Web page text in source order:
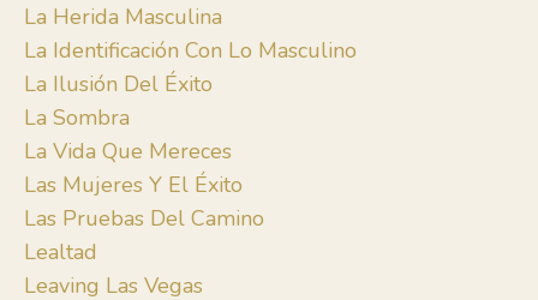
La Herida Masculina
La Identificación Con Lo Masculino
La Ilusión Del Éxito
La Sombra
La Vida Que Mereces
Las Mujeres Y El Éxito
Las Pruebas Del Camino
Lealtad
Leaving Las Vegas